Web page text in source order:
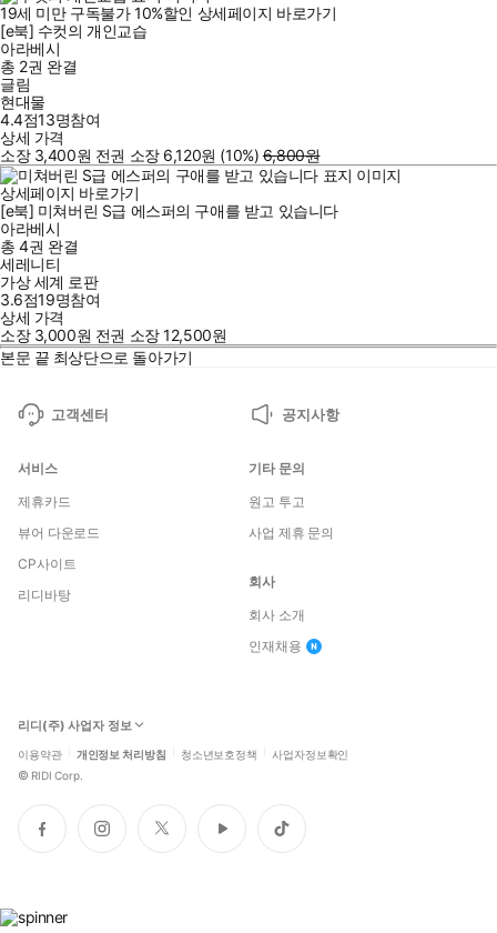
19세 미만 구독불가 10%할인 상세페이지 바로가기
[e북] 수컷의 개인교습
아라베시
총 2권 완결
글림
현대물
4.4점13명참여
상세 가격
소장 3,400원 전권 소장 6,120원 (10%) 6,800원
상세페이지 바로가기
[e북] 미쳐버린 S급 에스퍼의 구애를 받고 있습니다
아라베시
총 4권 완결
세레니티
가상 세계 로판
3.6점19명참여
상세 가격
소장 3,000원 전권 소장12,500원
본문 끝 최상단으로 돌아가기
고객센터 공지사항
서비스
제휴카드
뷰어 다운로드
CP사이트
리디바탕
기타 문의
원고 투고
사업 제휴 문의
회사
회사 소개
인재채용
리디(주) 사업자 정보
이용약관 개인정보 처리방침 청소년보호정책 사업자정보확인
© RIDI Corp.
페
이
인
스
트
위
유
튜
틱
톡